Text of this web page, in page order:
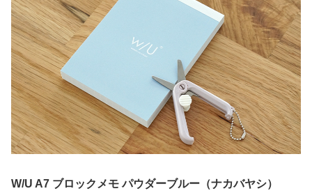
W/U A7 ブロックメモ パウダーブルー（ナカバヤシ）